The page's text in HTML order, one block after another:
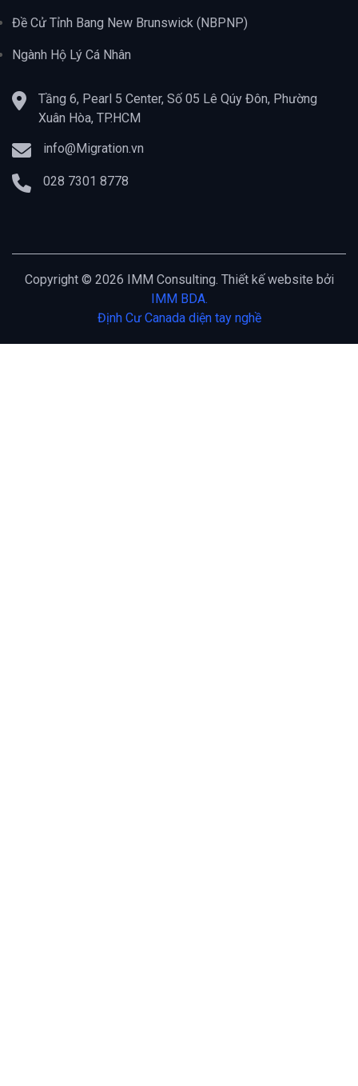
Đề Cử Tỉnh Bang New Brunswick (NBPNP)
Ngành Hộ Lý Cá Nhân
Tầng 6, Pearl 5 Center, Số 05 Lê Qúy Đôn, Phường
Xuân Hòa, TP.HCM
info@Migration.vn
028 7301 8778
Copyright © 2026 IMM Consulting. Thiết kế website bởi
IMM BDA.
Định Cư Canada diện tay nghề